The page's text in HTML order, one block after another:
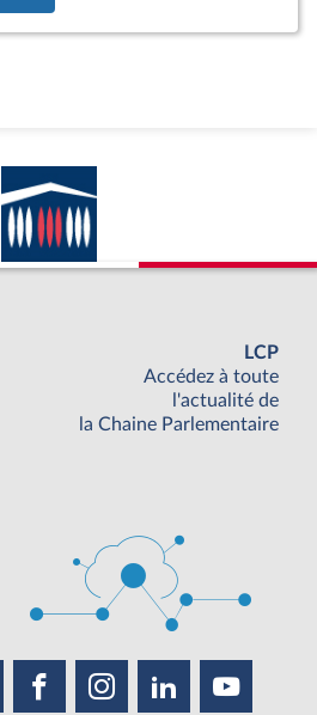
LCP
Accédez à toute
l'actualité de
la Chaine Parlementaire